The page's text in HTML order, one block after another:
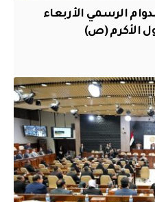
الرسمي الأربعاء
الأكرم (ص)